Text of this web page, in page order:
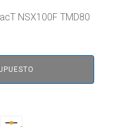
NSX100F TMD80